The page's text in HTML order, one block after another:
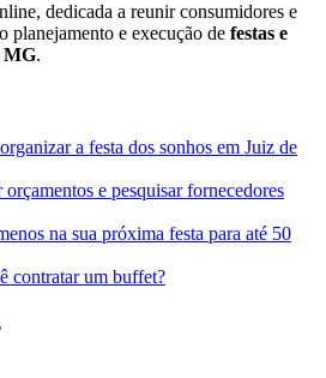
dedicada a reunir consumidores e
planejamento e execução de festas e
MG.
a festa dos sonhos em Juiz de
e pesquisar fornecedores
na sua próxima festa para até 50
contratar um buffet?